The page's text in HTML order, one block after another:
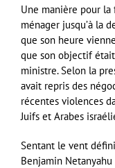
Une manière pour
ménager jusqu’à la
que son heure
que son objectif
ministre. Selon la
avait repris des
récentes violences
Juifs et Arabes
Sentant le vent
Benjamin